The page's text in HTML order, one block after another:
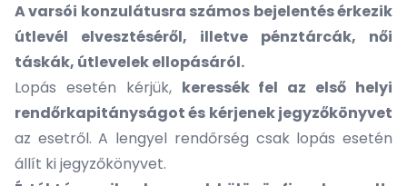
A varsói konzulátusra számos bejelentés érkezik
útlevél elvesztéséről, illetve pénztárcák, női
táskák, útlevelek ellopásáról.
Lopás esetén kérjük, keressék fel az első helyi
rendőrkapitányságot és kérjenek jegyzőkönyvet
az esetről. A lengyel rendőrség csak lopás esetén
állít ki jegyzőkönyvet.